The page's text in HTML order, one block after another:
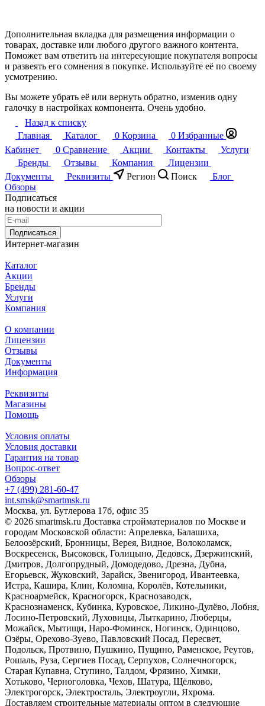
Дополнительная вкладка для размещения информации о
товарах, доставке или любого другого важного контента.
Поможет вам ответить на интересующие покупателя вопросы
и развеять его сомнения в покупке. Используйте её по своему
усмотрению.
Вы можете убрать её или вернуть обратно, изменив одну
галочку в настройках компонента. Очень удобно.
Назад к списку
Главная
Каталог 0 Корзина 0 Избранные
Кабинет
0 Сравнение Акции Контакты
Услуги
Бренды
Отзывы Компания
Лицензии
Документы
Реквизиты Регион Поиск
Блог
Обзоры
Подписаться
на новости и акции
Подписаться
Интернет-магазин
Каталог
Акции
Бренды
Услуги
Компания
О компании
Лицензии
Отзывы
Документы
Информация
Реквизиты
Магазины
Помощь
Условия оплаты
Условия доставки
Гарантия на товар
Вопрос-ответ
Обзоры
+7 (499) 281-60-47
int.smsk@smartmsk.ru
Москва, ул. Бутлерова 17б, офис 35
© 2026 smartmsk.ru Доставка стройматериалов по Москве и
городам Московской области: Апрелевка, Балашиха,
Белоозёрский, Бронницы, Верея, Видное, Волоколамск,
Воскресенск, Высоковск, Голицыно, Дедовск, Дзержинский,
Дмитров, Долгопрудный, Домодедово, Дрезна, Дубна,
Егорьевск, Жуковский, Зарайск, Звенигород, Ивантеевка,
Истра, Кашира, Клин, Коломна, Королёв, Котельники,
Красноармейск, Красногорск, Краснозаводск,
Краснознаменск, Кубинка, Куровское, Ликино-Дулёво, Лобня,
Лосино-Петровский, Луховицы, Лыткарино, Люберцы,
Можайск, Мытищи, Наро-Фоминск, Ногинск, Одинцово,
Озёры, Орехово-Зуево, Павловский Посад, Пересвет,
Подольск, Протвино, Пушкино, Пущино, Раменское, Реутов,
Рошаль, Руза, Сергиев Посад, Серпухов, Солнечногорск,
Старая Купавна, Ступино, Талдом, Фрязино, Химки,
Хотьково, Черноголовка, Чехов, Шатура, Щёлково,
Электрогорск, Электросталь, Электроугли, Яхрома.
Доставляем строительные материалы оптом в следующие